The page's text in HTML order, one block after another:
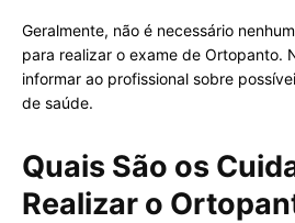
Geralmente, não é necessário
para realizar o exame de Ortopanto.
informar ao profissional sobre
de saúde.
Quais São os
Realizar o